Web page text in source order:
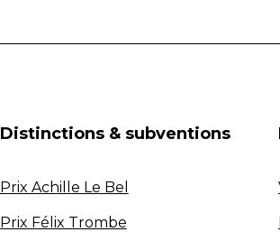
Distinctions & subventions
Prix Achille Le Bel
Prix Félix Trombe